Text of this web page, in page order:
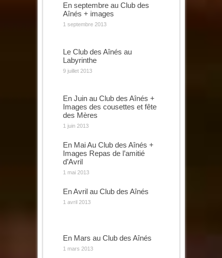
En septembre au Club des
Aînés + images
1 septembre 2013
Le Club des Aînés au
Labyrinthe
9 juillet 2013
En Juin au Club des Aînés +
Images des cousettes et fête
des Mères
1 juin 2013
En Mai Au Club des Aînés +
Images Repas de l’amitié
d’Avril
1 mai 2013
En Avril au Club des Aînés
1 avril 2013
En Mars au Club des Aînés
1 mars 2013